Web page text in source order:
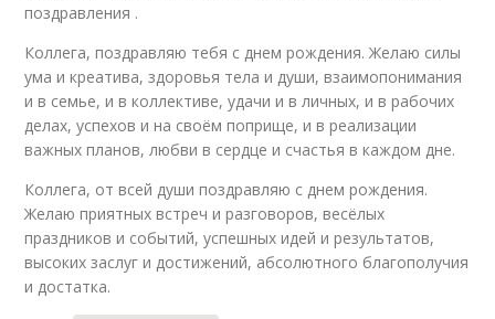
поздравления .
Коллега, поздравляю тебя с днем рождения. Желаю силы
ума и креатива, здоровья тела и души, взаимопонимания
и в семье, и в коллективе, удачи и в личных, и в рабочих
делах, успехов и на своём поприще, и в реализации
важных планов, любви в сердце и счастья в каждом дне.
Коллега, от всей души поздравляю с днем рождения.
Желаю приятных встреч и разговоров, весёлых
праздников и событий, успешных идей и результатов,
высоких заслуг и достижений, абсолютного благополучия
и достатка.